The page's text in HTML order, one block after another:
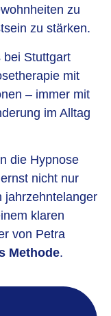
zu
zu stärken.
bei Stuttgart
mit
– immer mit
im Alltag
die Hypnose
nicht nur
jahrzehntelanger
klaren
von Petra
Methode.